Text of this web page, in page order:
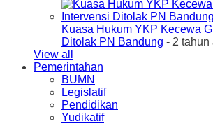
Kuasa Hukum YKP Kecewa
Ditolak PN Bandung - 2 tahun
View all
Pemerintahan
BUMN
Legislatif
Pendidikan
Yudikatif